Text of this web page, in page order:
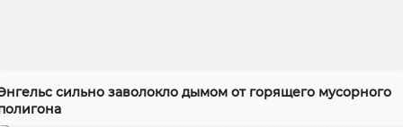
сильно заволокло дымом от горящего мусорного